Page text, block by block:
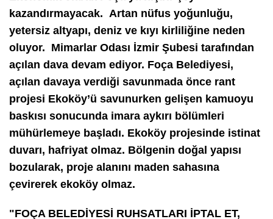
kazandırmayacak. Artan nüfus yoğunluğu,
yetersiz altyapı, deniz ve kıyı kirliliğine neden
oluyor. Mimarlar Odası İzmir Şubesi tarafından
açılan dava devam ediyor. Foça Belediyesi,
açılan davaya verdiği savunmada önce rant
projesi Ekoköy’ü savunurken gelişen kamuoyu
baskısı sonucunda imara aykırı bölümleri
mühürlemeye başladı. Ekoköy projesinde istinat
duvarı, hafriyat olmaz. Bölgenin doğal yapısı
bozularak, proje alanını maden sahasına
çevirerek ekoköy olmaz.
"FOÇA BELEDİYESİ RUHSATLARI İPTAL ET,